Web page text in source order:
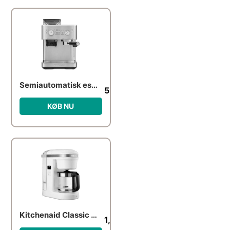
Semiautomatisk espressomaskine med kaffekværn 5,999.00
KØB NU
Kitchenaid Classic 5KCM1208EWH kaffemaskine, Hvid 1,309.00